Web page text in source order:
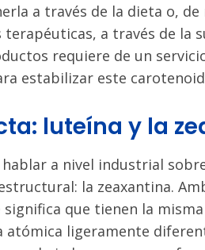
a través de la dieta o, de
a través de la
requiere de un
estabilizar este
luteína y la
a nivel industrial
la zeaxantina.
que tienen la
ligeramente